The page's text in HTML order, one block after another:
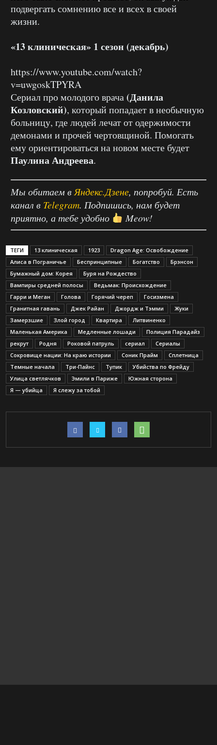
подвергать сомнению все и всех в своей
жизни.
«13 клиническая» 1 сезон (декабрь)
https://www.youtube.com/watch?
v=uwgoskTPYRA
Сериал про молодого врача (Данила
Козловский), который попадает в необычную
больницу, где людей лечат от одержимости
демонами и прочей чертовщиной. Помогать
ему ориентироваться на новом месте будет
Паулина Андреева.
Мы обитаем в Яндекс.Дзене, попробуй. Есть
канал в Telegram. Подпишись, нам будет
приятно, а тебе удобно
Meow!
ТЕГИ 13 клиническая 1923
Dragon Age: Освобождение
Алиса в Пограничье
Беспринципные Богатство
Брэнсон
Бумажный дом: Корея
Буря на Рождество
Вампиры средней полосы
Ведьмак: Происхождение
Гарри и Меган
Голова Горячий череп
Госизмена
Гранитная гавань
Джек Райан Джордж и Тэмми
Жуки
Замерзшие
Злой город Квартира
Литвиненко
Маленькая Америка
Медленные лошади
Полиция Парадайз
рекрут
Родня Роковой патруль сериал
Сериалы
Сокровище нации: На краю истории
Соник Прайм
Сплетница
Темные начала
Три-Пайнс Тупик
Убийства по Фрейду
Улица светлячков
Эмили в Париже
Южная сторона
Я — убийца
Я слежу за тобой